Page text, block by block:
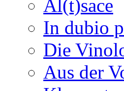
Al(t)sace
In dubio
Die
Aus der